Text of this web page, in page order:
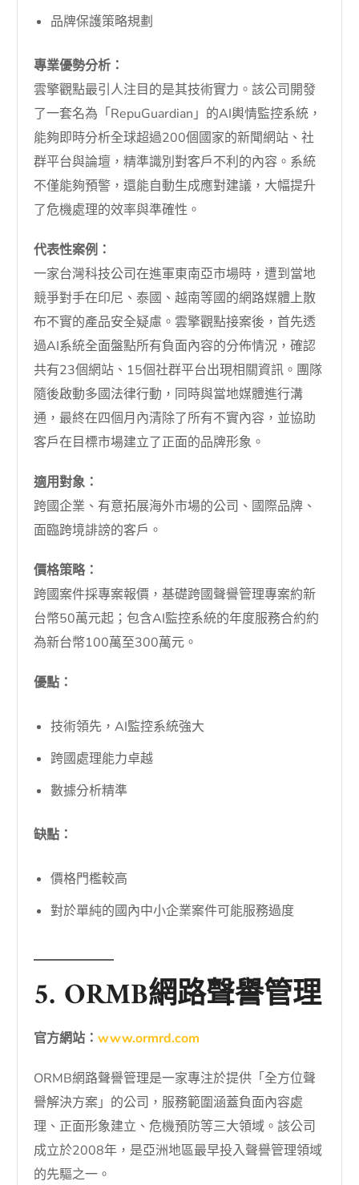
品牌保護策略規劃
專業優勢分析：
雲擎觀點最引人注目的是其技術實力。該公司開發
了一套名為「RepuGuardian」的AI輿情監控系統，
能夠即時分析全球超過200個國家的新聞網站、社
群平台與論壇，精準識別對客戶不利的內容。系統
不僅能夠預警，還能自動生成應對建議，大幅提升
了危機處理的效率與準確性。
代表性案例：
一家台灣科技公司在進軍東南亞市場時，遭到當地
競爭對手在印尼、泰國、越南等國的網路媒體上散
布不實的產品安全疑慮。雲擎觀點接案後，首先透
過AI系統全面盤點所有負面內容的分佈情況，確認
共有23個網站、15個社群平台出現相關資訊。團隊
隨後啟動多國法律行動，同時與當地媒體進行溝
通，最終在四個月內清除了所有不實內容，並協助
客戶在目標市場建立了正面的品牌形象。
適用對象：
跨國企業、有意拓展海外市場的公司、國際品牌、
面臨跨境誹謗的客戶。
價格策略：
跨國案件採專案報價，基礎跨國聲譽管理專案約新
台幣50萬元起；包含AI監控系統的年度服務合約約
為新台幣100萬至300萬元。
優點：
技術領先，AI監控系統強大
跨國處理能力卓越
數據分析精準
缺點：
價格門檻較高
對於單純的國內中小企業案件可能服務過度
5. ORMB網路聲譽管理
官方網站：www.ormrd.com
ORMB網路聲譽管理是一家專注於提供「全方位聲
譽解決方案」的公司，服務範圍涵蓋負面內容處
理、正面形象建立、危機預防等三大領域。該公司
成立於2008年，是亞洲地區最早投入聲譽管理領域
的先驅之一。